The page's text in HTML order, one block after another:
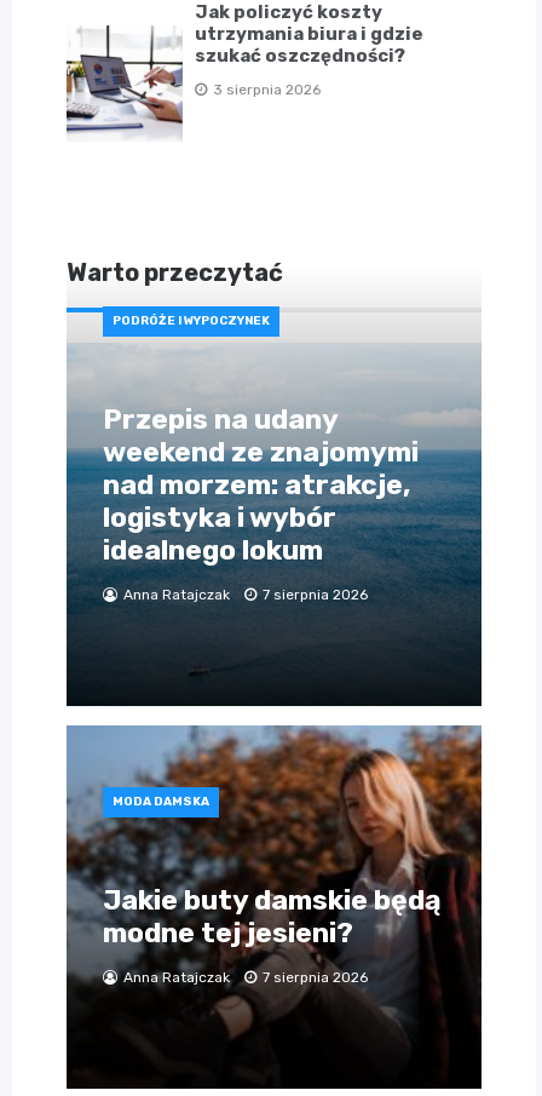
Jak policzyć koszty
utrzymania biura i gdzie
szukać oszczędności?
3 sierpnia 2026
Warto przeczytać
PODRÓŻE I WYPOCZYNEK
Przepis na udany
weekend ze znajomymi
nad morzem: atrakcje,
logistyka i wybór
idealnego lokum
Anna Ratajczak 7 sierpnia 2026
MODA DAMSKA
Jakie buty damskie będą
modne tej jesieni?
Anna Ratajczak 7 sierpnia 2026